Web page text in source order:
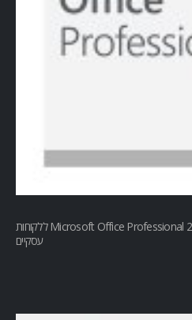
מיקרוסופט אופיס פרו Microsoft Office Professional 2019 / 2019 ללקוחות
עסקיים